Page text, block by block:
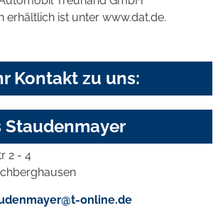
erhältlich ist unter www.dat.de.
Kontakt zu uns:
Staudenmayer
2 - 4
online.de